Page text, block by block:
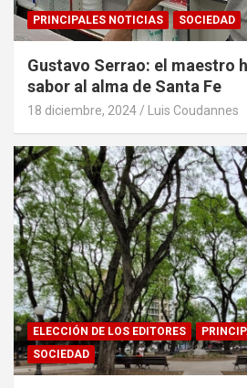
PRINCIPALES NOTICIAS SOCIEDAD
Gustavo Serrao: el maestro
sabor al alma de Santa Fe
18 diciembre, 2024 Luis Coudannes
ELECCIÓN DE LOS EDITORES
SOCIEDAD